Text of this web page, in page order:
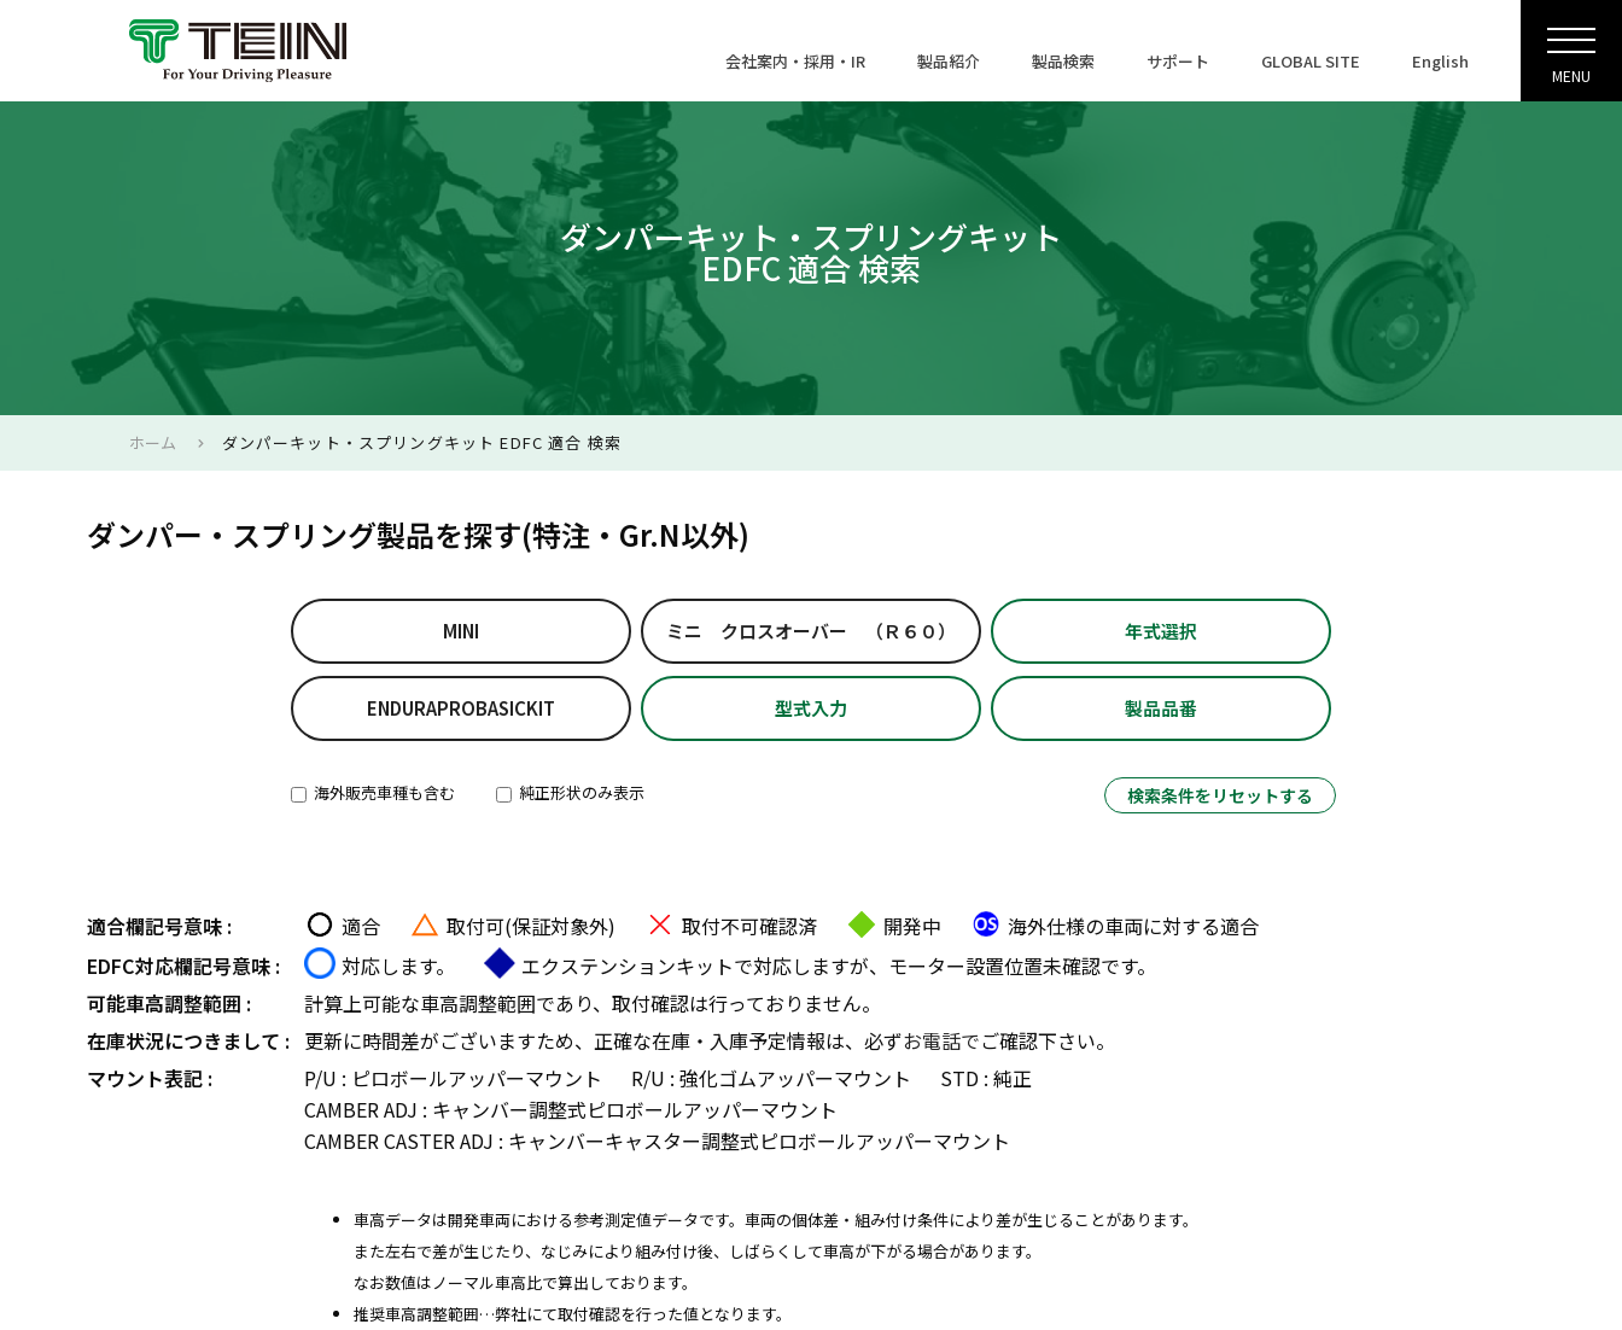
会社案内・採用・IR 製品紹介 製品検索 サポート GLOBAL SITE English
MENU
ダンパーキット・スプリングキット
EDFC 適合 検索
ホーム ダンパーキット・スプリングキット EDFC 適合 検索
ダンパー・スプリング製品を探す(特注・Gr.N以外)
MINI ミニ クロスオーバー （Ｒ６０） 年式選択
ENDURAPROBASICKIT 型式入力 製品品番
海外販売車種も含む 純正形状のみ表示 検索条件をリセットする
適合欄記号意味 : 適合 取付可(保証対象外) 取付不可確認済 開発中
海外仕様の車両に対する適合
EDFC対応欄記号意味 :
対応します。
エクステンションキットで対応しますが、モーター設置位置未確認です。
可能車高調整範囲 :
計算上可能な車高調整範囲であり、取付確認は行っておりません。
在庫状況につきまして : 更新に時間差がございますため、正確な在庫・入庫予定情報は、必ずお電話でご確認下さい。
マウント表記 :
P/U : ピロボールアッパーマウント R/U : 強化ゴムアッパーマウント
STD : 純正
CAMBER ADJ : キャンバー調整式ピロボールアッパーマウント
CAMBER CASTER ADJ : キャンバーキャスター調整式ピロボールアッパーマウント
車高データは開発車両における参考測定値データです。車両の個体差・組み付け条件により差が生じることがあります。
また左右で差が生じたり、なじみにより組み付け後、しばらくして車高が下がる場合があります。
なお数値はノーマル車高比で算出しております。
推奨車高調整範囲…弊社にて取付確認を行った値となります。